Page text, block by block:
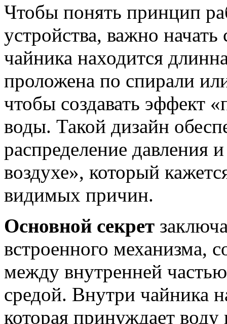
Чтобы понять принцип
устройства, важно
чайника находится
проложена по спирали
чтобы создавать эффект
воды. Такой дизайн
распределение давления
воздухе», который
видимых причин.
Основной секрет
встроенного механизма,
между внутренней
средой. Внутри чайника
которая принуждает